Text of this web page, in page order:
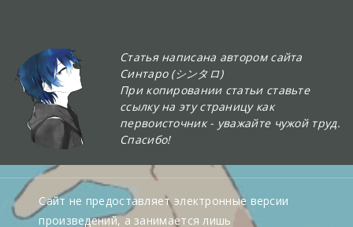
Статья написана автором сайта
Синтаро (シンタロ)
При копировании статьи ставьте
ссылку на эту страницу как
первоисточник - уважайте чужой труд.
Спасибо!
Сайт не предоставляет электронные версии
произведений, а занимается лишь